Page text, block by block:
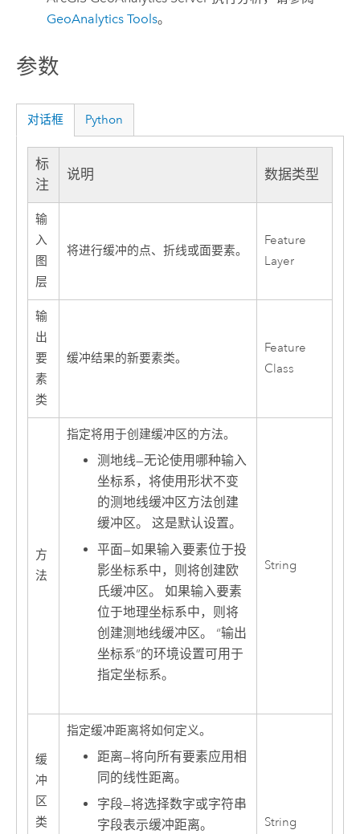
GeoAnalytics Tools。
参数
对话框 Python
标
注
说明 数据类型
输
入
图
层
将进行缓冲的点、折线或面要素。
Feature
Layer
输
出
要
素
类
缓冲结果的新要素类。
Feature
Class
方
法
指定将用于创建缓冲区的方法。
测地线—无论使用哪种输入
坐标系，将使用形状不变
的测地线缓冲区方法创建
缓冲区。 这是默认设置。
平面—如果输入要素位于投
影坐标系中，则将创建欧
氏缓冲区。 如果输入要素
位于地理坐标系中，则将
创建测地线缓冲区。 “输出
坐标系”的环境设置可用于
指定坐标系。
String
缓
冲
区
类
指定缓冲距离将如何定义。
距离—将向所有要素应用相
同的线性距离。
字段—将选择数字或字符串
字段表示缓冲距离。
String